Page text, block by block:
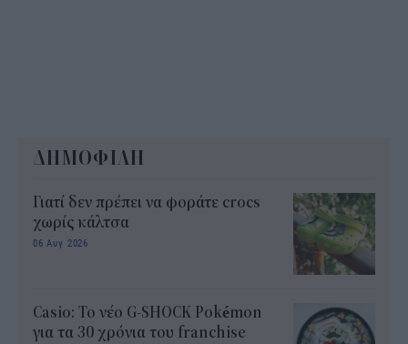
ΔΗΜΟΦΙΛΗ
Γιατί δεν πρέπει να φοράτε crocs
χωρίς κάλτσα
06 Αυγ 2026
Casio: Το νέο G-SHOCK Pokémon
για τα 30 χρόνια του franchise